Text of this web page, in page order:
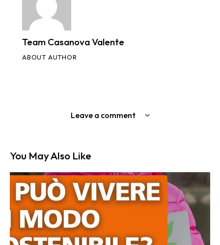
Team Casanova Valente
ABOUT AUTHOR
Leave a comment
You May Also Like